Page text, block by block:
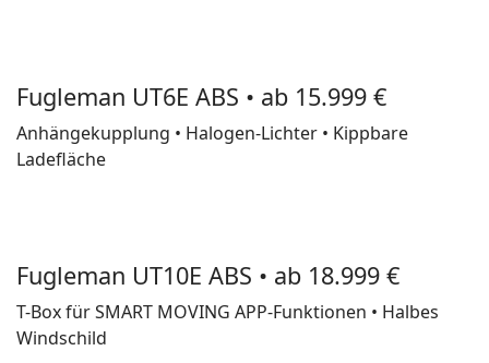
Fugleman UT6E ABS • ab 15.999 €
Anhängekupplung • Halogen-Lichter • Kippbare
Ladefläche
Fugleman UT10E ABS • ab 18.999 €
T-Box für SMART MOVING APP-Funktionen • Halbes
Windschild